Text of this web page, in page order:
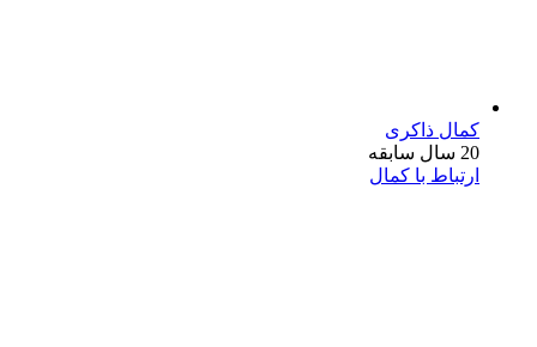
کمال ذاکری
20 سال سابقه
ارتباط با کمال